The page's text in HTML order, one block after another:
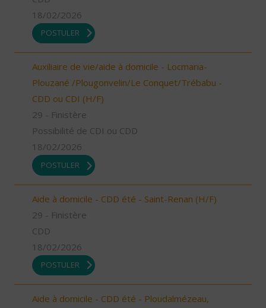
18/02/2026
POSTULER
Auxiliaire de vie/aide à domicile - Locmaria-
Plouzané /Plougonvelin/Le Conquet/Trébabu -
CDD ou CDI (H/F)
29 - Finistère
Possibilité de CDI ou CDD
18/02/2026
POSTULER
Aide à domicile - CDD été - Saint-Renan (H/F)
29 - Finistère
CDD
18/02/2026
POSTULER
Aide à domicile - CDD été - Ploudalmézeau,